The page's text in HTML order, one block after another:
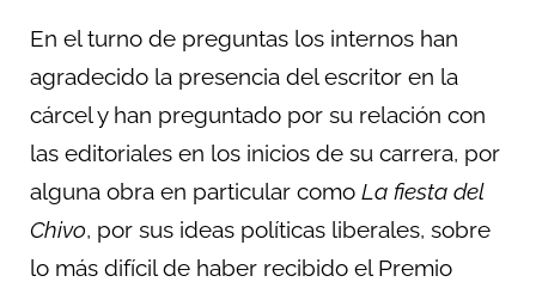
En el turno de preguntas los internos han
agradecido la presencia del escritor en la
cárcel y han preguntado por su relación con
las editoriales en los inicios de su carrera, por
alguna obra en particular como La fiesta del
Chivo, por sus ideas políticas liberales, sobre
lo más difícil de haber recibido el Premio